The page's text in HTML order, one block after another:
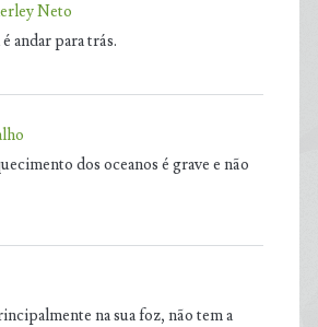
Neto
andar para trás.
dos oceanos é grave e não
na sua foz, não tem a